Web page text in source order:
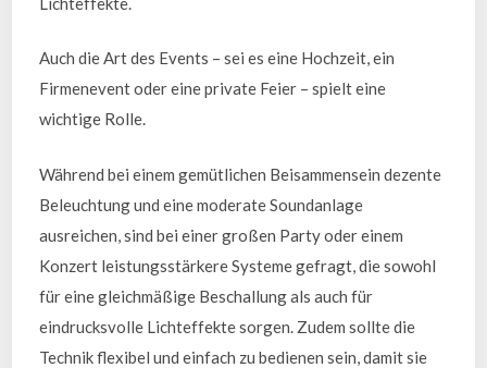
Auch die Art des Events – sei es eine Hochzeit, ein
Firmenevent oder eine private Feier – spielt eine
wichtige Rolle.
Während bei einem gemütlichen Beisammensein dezente
Beleuchtung und eine moderate Soundanlage
ausreichen, sind bei einer großen Party oder einem
Konzert leistungsstärkere Systeme gefragt, die sowohl
für eine gleichmäßige Beschallung als auch für
eindrucksvolle Lichteffekte sorgen. Zudem sollte die
Technik flexibel und einfach zu bedienen sein, damit sie